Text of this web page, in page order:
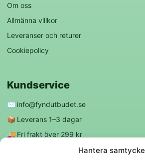
Hantera samtycke
Om oss
Allmänna villkor
Leveranser och returer
Cookiepolicy
Kundservice
✉️ info@fyndutbudet.se
📦 Leverans 1–3 dagar
🚚 Fri frakt över 299 kr